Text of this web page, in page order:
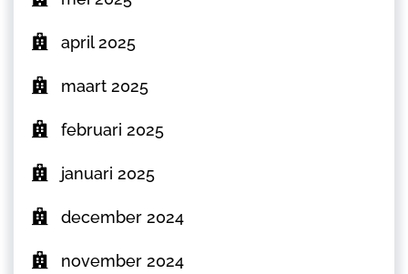
april 2025
maart 2025
februari 2025
januari 2025
december 2024
november 2024